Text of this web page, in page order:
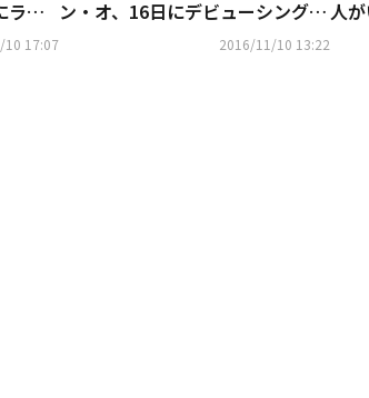
ラン
コラ
17:07
ン・オ、16日にデビューシングル
発売…Primaryが参加2016/11/10 13:22
人